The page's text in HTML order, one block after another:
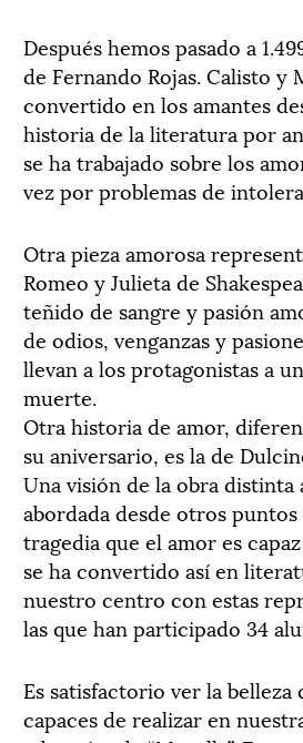
Después hemos pasado a
de Fernando Rojas. Calisto y
convertido en los amantes
historia de la literatura por
se ha trabajado sobre los
vez por problemas de
Otra pieza amorosa
Romeo y Julieta de
teñido de sangre y pasión
de odios, venganzas y
llevan a los protagonistas a
muerte.
Otra historia de amor,
su aniversario, es la de
Una visión de la obra distinta
abordada desde otros puntos
tragedia que el amor es
se ha convertido así en
nuestro centro con estas
las que han participado 34
Es satisfactorio ver la belleza
capaces de realizar en